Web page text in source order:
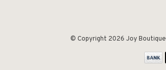
© Copyright 2026 Joy Boutique